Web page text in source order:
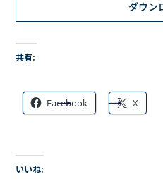
ダウン
共有:
Facebook X
いいね: